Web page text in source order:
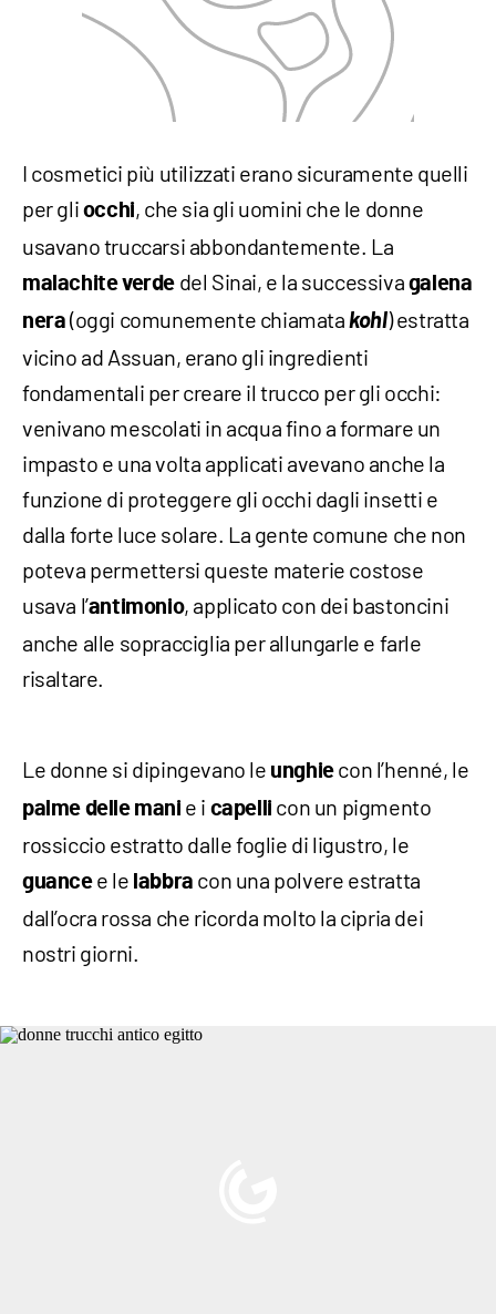
I cosmetici più utilizzati erano sicuramente quelli
per gli occhi, che sia gli uomini che le donne
usavano truccarsi abbondantemente. La
malachite verde del Sinai, e la successiva galena
nera (oggi comunemente chiamata kohl) estratta
vicino ad Assuan, erano gli ingredienti
fondamentali per creare il trucco per gli occhi:
venivano mescolati in acqua fino a formare un
impasto e una volta applicati avevano anche la
funzione di proteggere gli occhi dagli insetti e
dalla forte luce solare. La gente comune che non
poteva permettersi queste materie costose
usava l’antimonio, applicato con dei bastoncini
anche alle sopracciglia per allungarle e farle
risaltare.
Le donne si dipingevano le unghiecon l’henné, le
palme delle mani e i capelli con un pigmento
rossiccio estratto dalle foglie di ligustro, le
guancee le labbra con una polvere estratta
dall’ocra rossa che ricorda molto la cipria dei
nostri giorni.